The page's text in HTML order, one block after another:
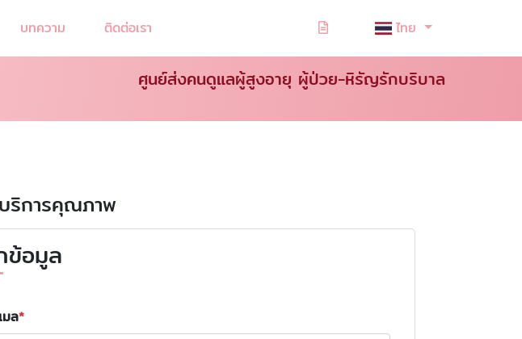
บทความ ติดต่อเรา ไทย
ศูนย์ส่งคนดูแลผู้สูงอายุ ผู้ป่วย-หิรัญรักบริบาล
ริการคุณภาพ
อมูล
มล